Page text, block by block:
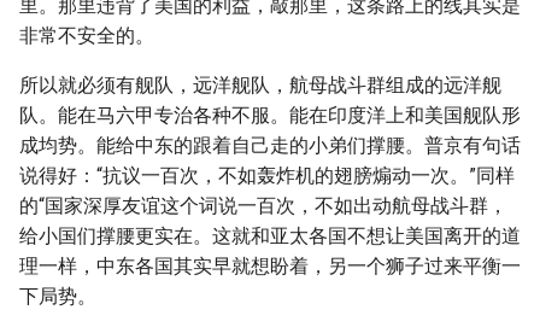
里。那里违背了美国的利益，敲那里，这条路上的线其实是
非常不安全的。
所以就必须有舰队，远洋舰队，航母战斗群组成的远洋舰
队。能在马六甲专治各种不服。能在印度洋上和美国舰队形
成均势。能给中东的跟着自己走的小弟们撑腰。普京有句话
说得好：“抗议一百次，不如轰炸机的翅膀煽动一次。”同样
的“国家深厚友谊这个词说一百次，不如出动航母战斗群，
给小国们撑腰更实在。这就和亚太各国不想让美国离开的道
理一样，中东各国其实早就想盼着，另一个狮子过来平衡一
下局势。